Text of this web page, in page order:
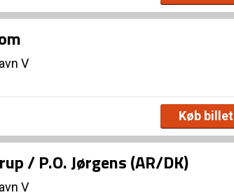
V
Køb billet
/ P.O. Jørgens (AR/DK)
V